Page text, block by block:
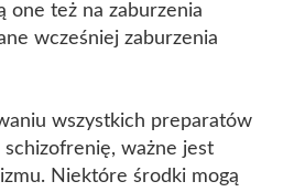
one też na zaburzenia
wcześniej zaburzenia
wszystkich preparatów
schizofrenię, ważne jest
Niektóre środki mogą